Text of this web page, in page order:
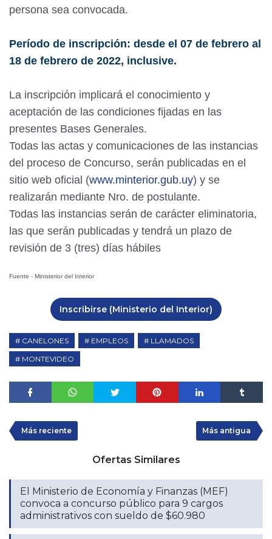
persona sea convocada.
Período de inscripción: desde el 07 de febrero al
18 de febrero de 2022, inclusive.
La inscripción implicará el conocimiento y
aceptación de las condiciones fijadas en las
presentes Bases Generales.
Todas las actas y comunicaciones de las instancias
del proceso de Concurso, serán publicadas en el
sitio web oficial (www.minterior.gub.uy) y se
realizarán mediante Nro. de postulante.
Todas las instancias serán de carácter eliminatoria,
las que serán publicadas y tendrá un plazo de
revisión de 3 (tres) días hábiles
Fuente - Ministerior del Interior
Inscribirse (Ministerio del Interior)
CANELONES EMPLEOS
LLAMADOS
MONTEVIDEO
Más reciente Más antigua
Ofertas Similares
El Ministerio de Economía y Finanzas (MEF)
convoca a concurso público para 9 cargos
administrativos con sueldo de $60.980